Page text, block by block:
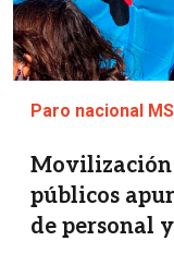
Paro nacional
Movilización
públicos
de personal